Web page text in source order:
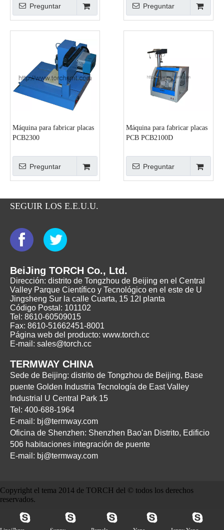
Preguntar Preguntar
Máquina para fabricar placas
PCB2300
Preguntar
Máquina para fabricar placas
PCB PCB2100D
Preguntar
SEGUIR LOS E.E.U.U.
BeiJing TORCH Co., Ltd.
Dirección: distrito de Tongzhou de Beijing en el Central
Valley Parque Científico y Tecnológico en el este de U
Jingsheng Sur la calle Cuarta, 15 12I planta
Código Postal: 101102
Tel: 8610-60509015
Fax: 8610-51662451-8001
Página web del producto: www.torch.cc
E-mail: sales@torch.cc
TERMWAY CHINA
Sede de Beijing: distrito de Tongzhou de Beijing, Base
puente Golden Industria Tecnología de East Valley
Industrial U Central Park 15
Tel: 400-688-1964
E-mail: bj@termway.com
Oficina de Shenzhen: Shenzhen Bao'an Distrito, Edificio
506 habitaciones integración de puente
E-mail: bj@termway.com
Copyright el tema 2014 de TORCH del © todos los derechos
reservados.